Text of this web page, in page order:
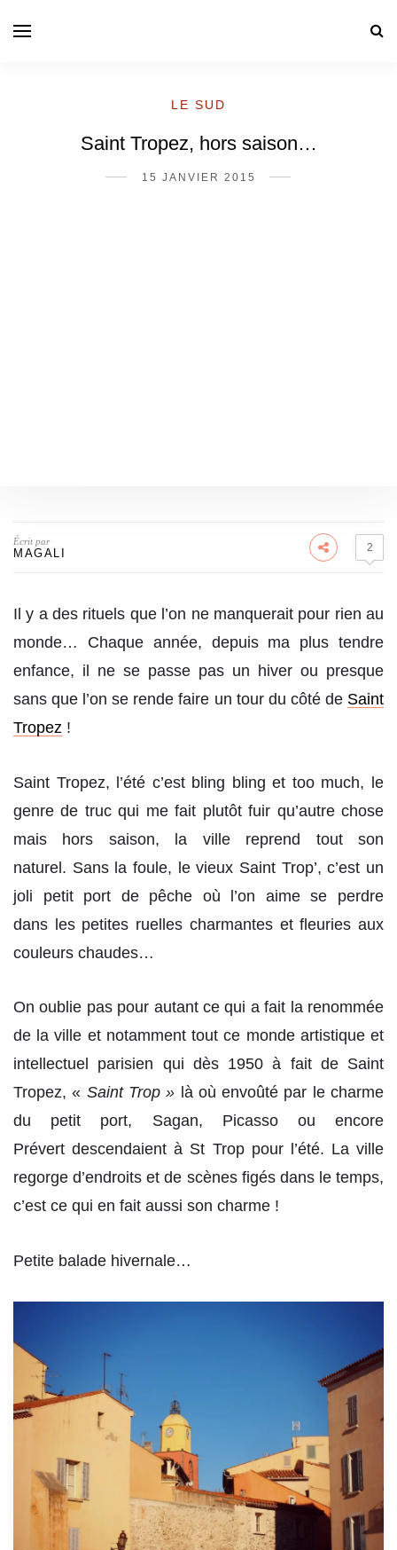
LE SUD
Saint Tropez, hors saison…
15 JANVIER 2015
Écrit par
MAGALI 2
Il y a des rituels que l’on ne manquerait pour rien au
monde… Chaque année, depuis ma plus tendre
enfance, il ne se passe pas un hiver ou presque
sans que l’on se rende faire un tour du côté de Saint
Tropez !
Saint Tropez, l’été c’est bling bling et too much, le
genre de truc qui me fait plutôt fuir qu’autre chose
mais hors saison, la ville reprend tout son
naturel. Sans la foule, le vieux Saint Trop’, c’est un
joli petit port de pêche où l’on aime se perdre
dans les petites ruelles charmantes et fleuries aux
couleurs chaudes…
On oublie pas pour autant ce qui a fait la renommée
de la ville et notamment tout ce monde artistique et
intellectuel parisien qui dès 1950 à fait de Saint
Tropez, « Saint Trop » là où envoûté par le charme
du petit port, Sagan, Picasso ou encore
Prévert descendaient à St Trop pour l’été. La ville
regorge d’endroits et de scènes figés dans le temps,
c’est ce qui en fait aussi son charme !
Petite balade hivernale…